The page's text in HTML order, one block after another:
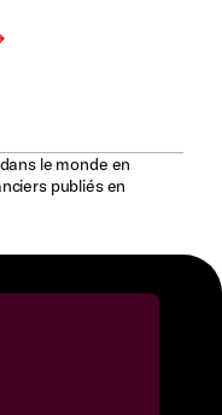
le monde en
publiés en